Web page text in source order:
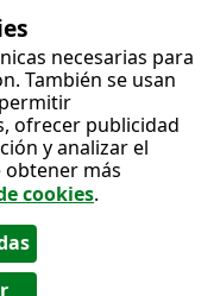
necesarias para
También se usan
ofrecer publicidad
y analizar el
más
cookies.